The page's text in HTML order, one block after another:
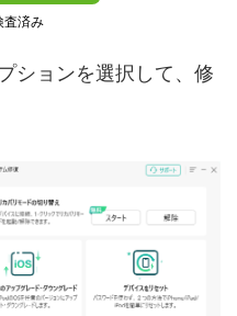
査済み
ションを選択して、修